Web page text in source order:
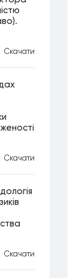
Скачати
Скачати
Скачати